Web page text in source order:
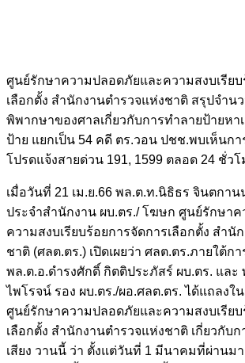
ศูนย์รักษาความปลอดภัยและความสงบเรียบ
เลือกตั้ง สำนักงานตำรวจแห่งชาติ สรุปจำน
พิพากษาของศาลเกี่ยวกับการทำลายป้ายหาเ
ป้าย แยกเป็น 54 คดี ตร.วอน ปชช.พบเห็นก
โปรดแจ้งสายด่วน 191, 1599 ตลอด 24 ชั่วโ
เมื่อวันที่ 21 เม.ย.66 พล.ต.ท.นิธิธร จินตกา
ประจำสำนักงาน ผบ.ตร./ โฆษก ศูนย์รักษา
ความสงบเรียบร้อยการจัดการเลือกตั้ง สำนั
ชาติ (ศลต.ตร.) เปิดเผยว่า ศลต.ตร.ภายใต้ก
พล.ต.อ.ดำรงศักดิ์ กิตติประภัสร์ ผบ.ตร. และ
ไพโรจน์ รอง ผบ.ตร./ผอ.ศลต.ตร. ได้แถลงใ
ศูนย์รักษาความปลอดภัยและความสงบเรียบ
เลือกตั้ง สำนักงานตำรวจแห่งชาติ เกี่ยวกับ
เสียง วานนี้ ว่า ตั้งแต่วันที่ 1 มีนาคมที่ผ่านม